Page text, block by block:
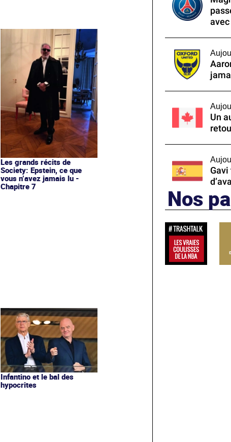
Les grands récits de
Society: Epstein, ce que
vous n’avez jamais lu -
Chapitre 7
Infantino et le bal des
hypocrites
avec
Un
Nos